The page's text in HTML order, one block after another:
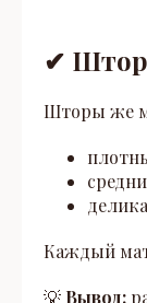
✔
Шторы же
Каждый
💡 Вывод: